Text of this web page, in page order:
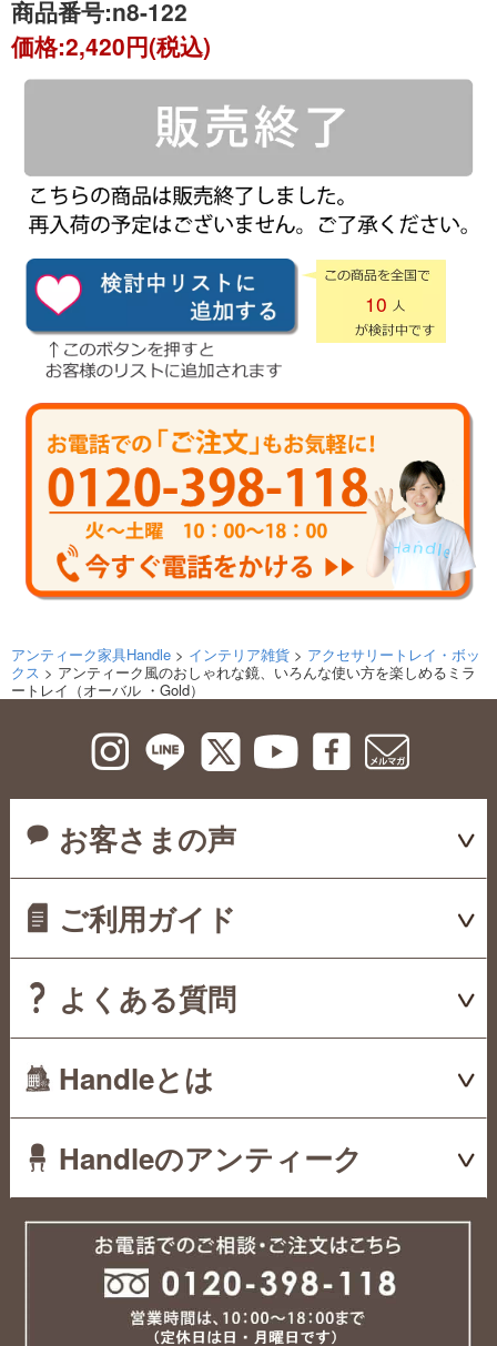
商品番号:n8-122
価格:2,420円(税込)
10
アンティーク家具Handle > インテリア雑貨 > アクセサリートレイ・ボッ
クス > アンティーク風のおしゃれな鏡、いろんな使い方を楽しめるミラ
ートレイ（オーバル ・Gold）
お客さまの声
ご利用ガイド
よくある質問
Handleとは
Handleのアンティーク